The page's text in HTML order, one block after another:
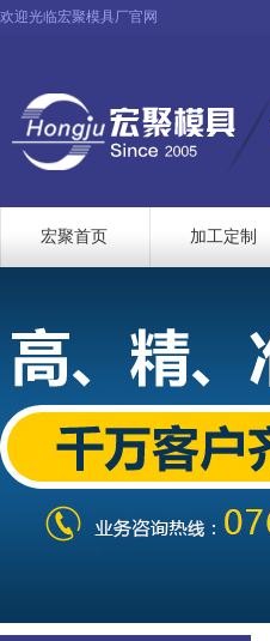
欢迎光临宏聚模具厂官网
宏聚首页 加工定制